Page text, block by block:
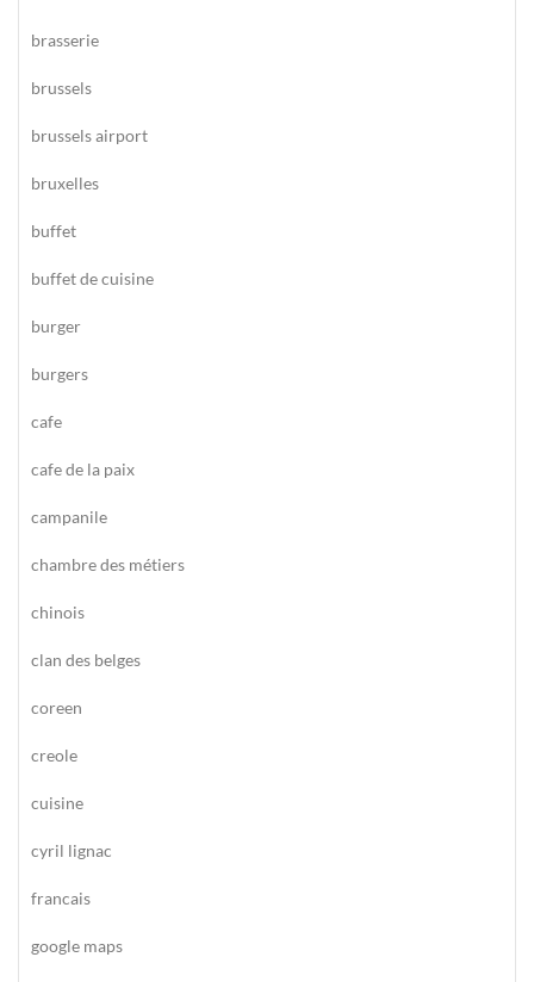
brasserie
brussels
brussels airport
bruxelles
buffet
buffet de cuisine
burger
burgers
cafe
cafe de la paix
campanile
chambre des métiers
chinois
clan des belges
coreen
creole
cuisine
cyril lignac
francais
google maps